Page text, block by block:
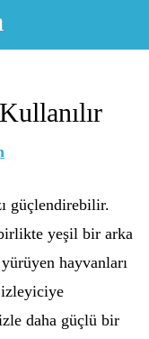
güçlendirebilir.
yeşil bir arka
hayvanları
daha güçlü bir